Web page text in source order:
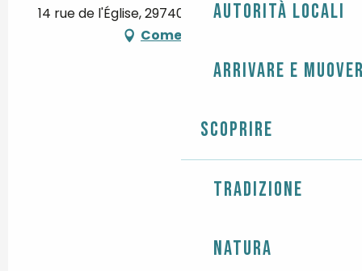
Autorità locali
Arrivare e
Scoprire
Tradizione
Natura
14 rue de l'Église, 29740 Plobannalec-Lesconil
Come arrivare